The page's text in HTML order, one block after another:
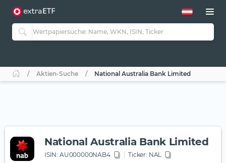
Aktien-Suche National Australia Bank Limited
National Australia Bank Limited
ISIN: AU000000NAB4 Ticker: NAL